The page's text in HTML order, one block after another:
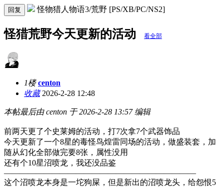
回复 怪物猎人物语3/荒野 [PS/XB/PC/NS2]
怪猎荒野今天更新的活动 看全部
1楼 centon
收藏2026-2-28 12:48
本帖最后由 centon 于 2026-2-28 13:57 编辑
前两天更了个史莱姆的活动，打7次拿7个武器饰品
今天更新了一个8星的毒怪鸟煌雷同场的活动，做盛装套，加
随从幻化全部做完要8张，属性没用
还有个10星沼喷龙，我还没品鉴
————————————————————————
这个沼喷龙本身是一坨狗屎，但是新出的沼喷龙头，给怨恨5